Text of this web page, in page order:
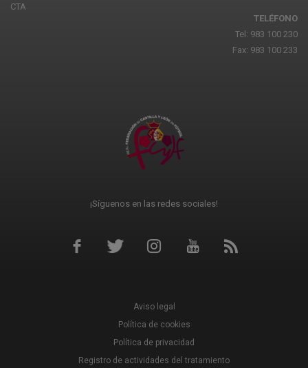
CTA
TELÉFONO
Tel: 983 100 230
Fax: 983 100 233
¡Síguenos en las redes sociales!
Aviso legal
Política de cookies
Política de privacidad
Registro de actividades del tratamiento